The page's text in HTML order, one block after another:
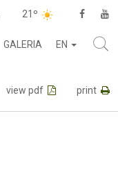
21º
GALERIA EN
view pdf print